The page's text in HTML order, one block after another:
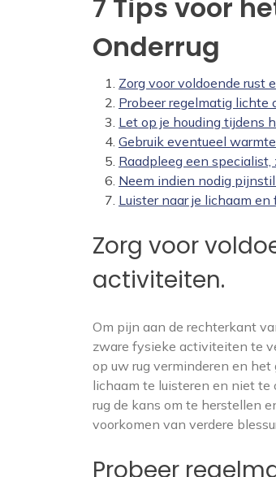
7 Tips voor
Onderrug
Zorg voor voldoende rust
Probeer regelmatig lichte
Let op je houding tijdens
Gebruik eventueel
Raadpleeg een
Neem indien nodig
Luister naar je lichaam
Zorg voor
activiteiten.
Om pijn aan de rechterkant
zware fysieke activiteiten te
op uw rug verminderen en
lichaam te luisteren en niet
rug de kans om te herstellen
voorkomen van verdere
Probeer